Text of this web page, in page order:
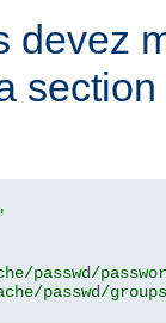
devez
section
passwd/
passwd/